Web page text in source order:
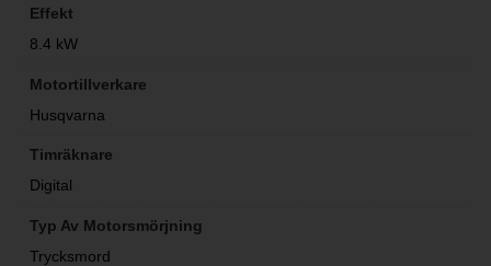
Effekt
8.4 kW
Motortillverkare
Husqvarna
Timräknare
Digital
Typ Av Motorsmörjning
Trycksmord